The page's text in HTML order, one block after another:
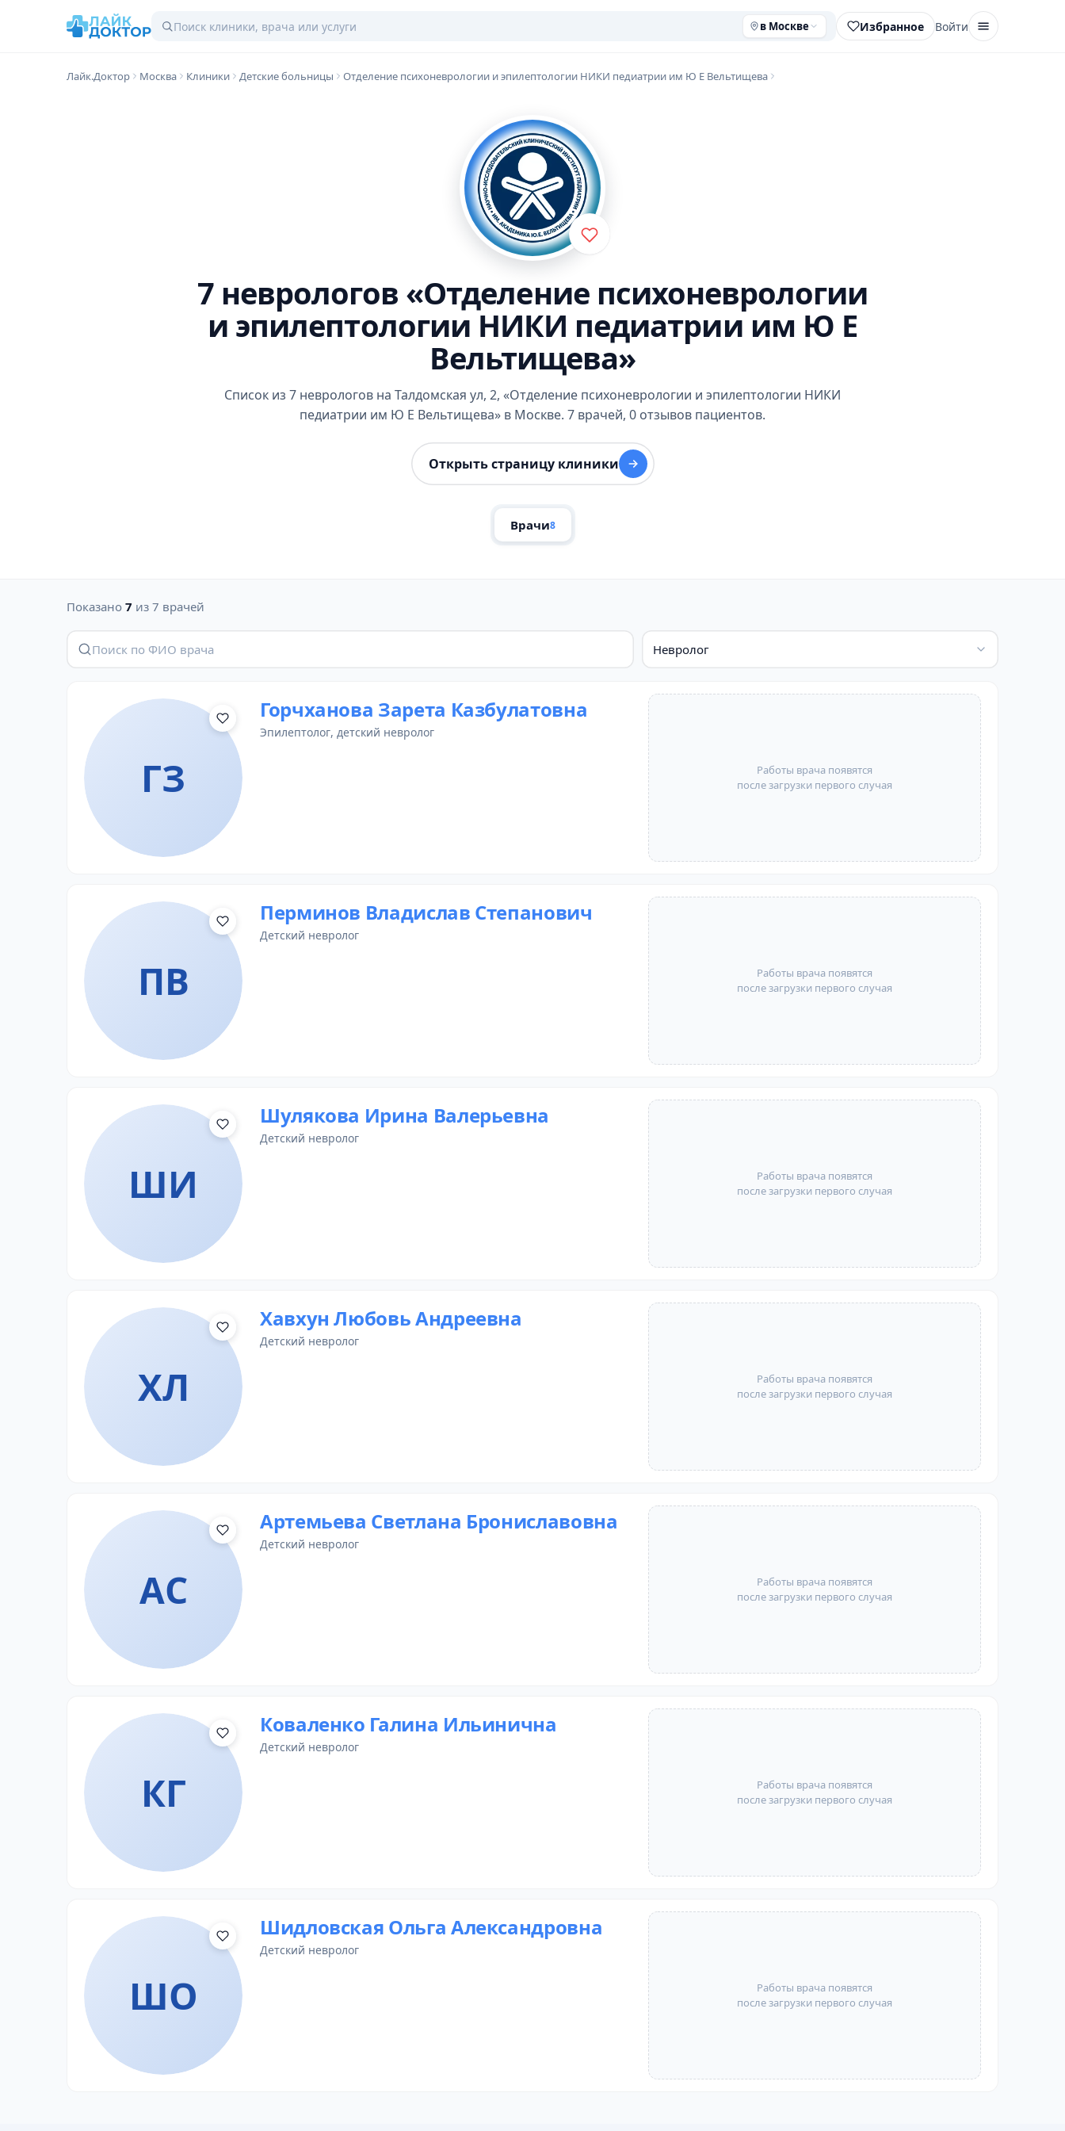
в Москве Избранное Войти
Лайк.Доктор Москва Клиники Детские больницы Отделение психоневрологии и эпилептологии НИКИ педиатрии им Ю Е Вельтищева
7 неврологов «Отделение психоневрологии
и эпилептологии НИКИ педиатрии им Ю Е
Вельтищева»
Список из 7 неврологов на Талдомская ул, 2, «Отделение психоневрологии и эпилептологии НИКИ
педиатрии им Ю Е Вельтищева» в Москве. 7 врачей, 0 отзывов пациентов.
Открыть страницу клиники
Врачи8
Показано 7 из 7 врачей
Невролог
ГЗ
Горчханова Зарета Казбулатовна
эпилептолог, детский невролог
Работы врача появятся
после загрузки первого случая
ПВ
Перминов Владислав Степанович
детский невролог
Работы врача появятся
после загрузки первого случая
ШИ
Шулякова Ирина Валерьевна
детский невролог
Работы врача появятся
после загрузки первого случая
ХЛ
Хавхун Любовь Андреевна
детский невролог
Работы врача появятся
после загрузки первого случая
АС
Артемьева Светлана Брониславовна
детский невролог
Работы врача появятся
после загрузки первого случая
КГ
Коваленко Галина Ильинична
детский невролог
Работы врача появятся
после загрузки первого случая
ШО
Шидловская Ольга Александровна
детский невролог
Работы врача появятся
после загрузки первого случая